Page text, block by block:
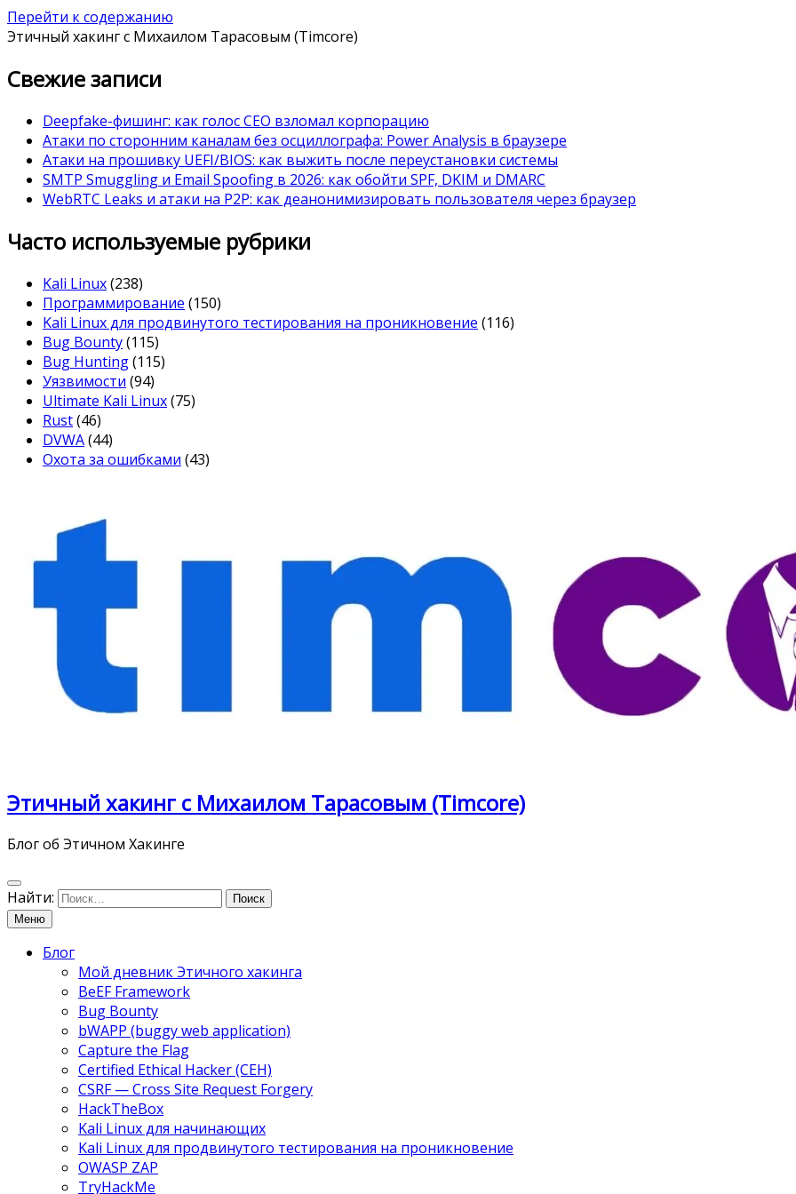
Перейти к содержанию
Этичный хакинг с Михаилом Тарасовым (Timcore)
Свежие записи
Deepfake-фишинг: как голос CEO взломал корпорацию
Атаки по сторонним каналам без осциллографа: Power Analysis в браузере
Атаки на прошивку UEFI/BIOS: как выжить после переустановки системы
SMTP Smuggling и Email Spoofing в 2026: как обойти SPF, DKIM и DMARC
WebRTC Leaks и атаки на P2P: как деанонимизировать пользователя через браузер
Часто используемые рубрики
Kali Linux(238)
Программирование (150)
Kali Linux для продвинутого тестирования на проникновение (116)
Bug Bounty(115)
Bug Hunting(115)
Уязвимости (94)
Ultimate Kali Linux(75)
Rust(46)
DVWA(44)
Охота за ошибками (43)
Этичный хакинг с Михаилом Тарасовым (Timcore)
Блог об Этичном Хакинге
Найти:
Меню
Блог
Мой дневник Этичного хакинга
BeEF Framework
Bug Bounty
bWAPP (buggy web application)
Capture the Flag
Certified Ethical Hacker (CEH)
CSRF — Cross Site Request Forgery
HackTheBox
Kali Linux для начинающих
Kali Linux для продвинутого тестирования на проникновение
OWASP ZAP
TryHackMe